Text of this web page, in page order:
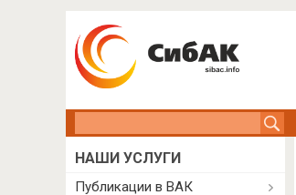
НАШИ УСЛУГИ
Публикации в ВАК